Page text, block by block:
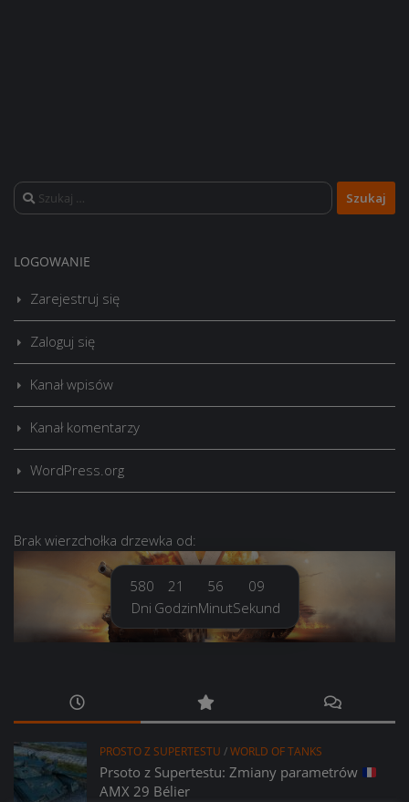
Szukaj:
LOGOWANIE
Zarejestruj się
Zaloguj się
Kanał wpisów
Kanał komentarzy
WordPress.org
Brak wierzchołka drzewka od:
580
Dni
21
Godzin
56
Minut
10
Sekund
PROSTO Z SUPERTESTU /WORLD OF TANKS
Prsoto z Supertestu: Zmiany parametrów
AMX 29 Bélier